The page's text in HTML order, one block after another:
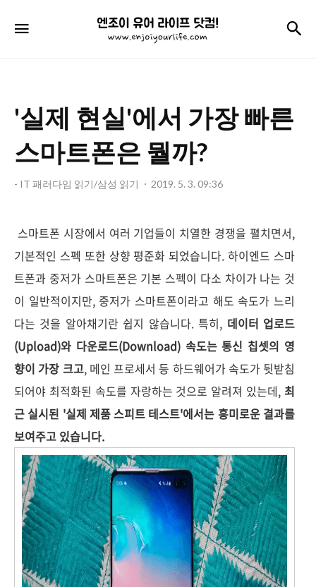
엔
조
어
라
이
프
컴!
'실제 현실'에서 가장 빠른
스마트폰은 뭘까?
- IT 패러다임 읽기/삼성 읽기 2019. 5. 3. 09:36
스마트폰 시장에서 여러 기업들이 치열한 경쟁을 펼치면서,
기본적인 스펙 또한 상향 평준화 되었습니다. 하이엔드 스마
트폰과 중저가 스마트폰은 기본 스펙이 다소 차이가 나는 것
이 일반적이지만, 중저가 스마트폰이라고 해도 속도가 느리
다는 것을 알아채기란 쉽지 않습니다. 특히, 데이터 업로드
(Upload)와 다운로드(Download) 속도는 통신 칩셋의 영
향이 가장 크고, 메인 프로세서 등 하드웨어가 속도가 뒷받침
되어야 최적화된 속도를 자랑하는 것으로 알려져 있는데, 최
근 실시된 '실제 제품 스피트 테스트'에서는 흥미로운 결과를
보여주고 있습니다.